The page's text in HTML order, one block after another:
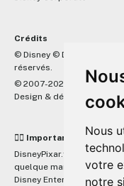
Nous
votre
notre
Crédits
© Disney © Disney/Pixar ©
réservés.
© 2007-2026
Design & développement
☝🏼 Important
DisneyPixar.fr est un site
quelque manière que ce
Disney Enterprises, Inc ou